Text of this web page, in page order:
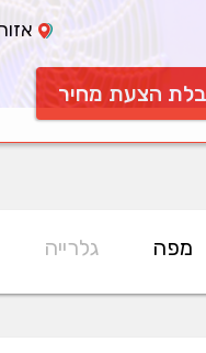
הצעת מחיר
מפה גלרייה